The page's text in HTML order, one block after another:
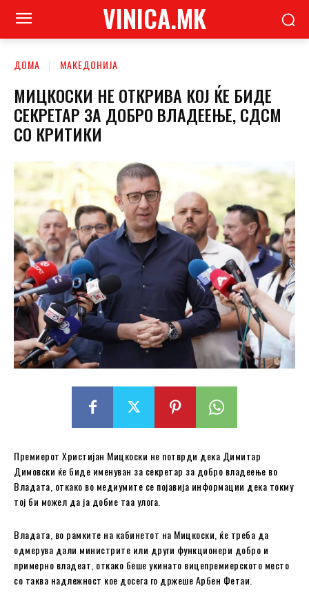
VINICA.MK
ДОМА МАКЕДОНИЈА
МИЦКОСКИ НЕ ОТКРИВА КОЈ ЌЕ БИДЕ
СЕКРЕТАР ЗА ДОБРО ВЛАДЕЕЊЕ, СДСМ
СО КРИТИКИ
Премиерот Христијан Мицкоски не потврди дека Димитар
Димовски ќе биде именуван за секретар за добро владеење во
Владата, откако во медиумите се појавија информации дека токму
тој би можел да ја добие таа улога.
Владата, во рамките на кабинетот на Мицкоски, ќе треба да
одмерува дали министрите или други функционери добро и
примерно владеат, откако беше укинато вицепремиерското место
со таква надлежност кое досега го држеше Арбен Фетаи.